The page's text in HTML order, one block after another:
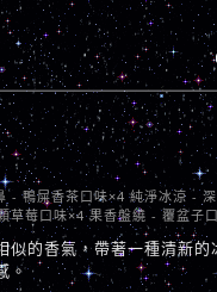
- 鴨屎香茶口味×4 純淨冰涼 -
草莓口味×4 果香盤繞 - 覆盆子
似的香氣，帶著一種清新的
。